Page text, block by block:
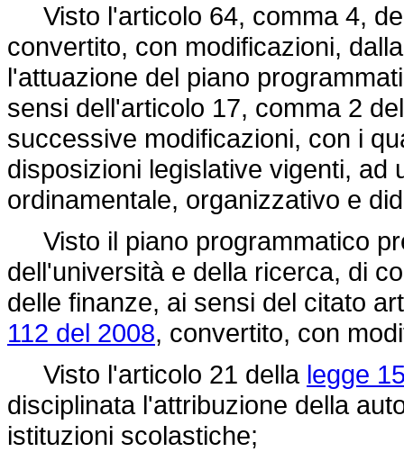
Visto l'articolo 64, comma 4,
convertito, con modificazioni,
l'attuazione del piano
sensi dell'articolo 17, comma 2
successive modificazioni, con i
disposizioni legislative vigenti, ad
ordinamentale, organizzativo e
Visto il piano programmatico
dell'università e della ricerca, di
delle finanze, ai sensi del citato
112 del 2008, convertito, con
Visto l'articolo 21 della legge
disciplinata l'attribuzione della
istituzioni scolastiche;